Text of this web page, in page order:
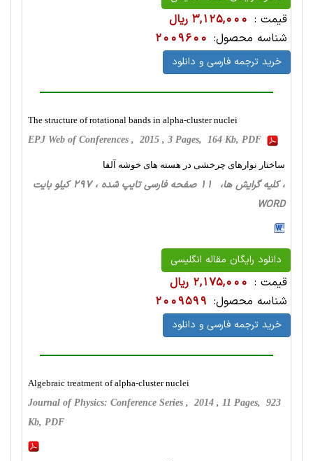
قیمت : 3,125,000 ریال
شناسه محصول: 2009600
خرید ترجمه فارسی و دانلود
The structure of rotational bands in alpha-cluster nuclei
EPJ Web of Conferences , 2015 , 3 Pages, 164 Kb, PDF
ساختار نوارهای چرخشی در هسته های خوشه آلفا
، کلیه گرایش ها، 11 صفحه فارسی تایپ شده ، 297 کیلو بایت
WORD
دانلود رایگان مقاله انگلیسی
قیمت : 2,175,000 ریال
شناسه محصول: 2009599
خرید ترجمه فارسی و دانلود
Algebraic treatment of alpha-cluster nuclei
Journal of Physics: Conference Series , 2014 , 11 Pages, 923
Kb, PDF